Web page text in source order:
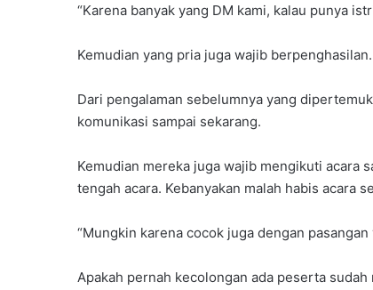
“Karena banyak yang DM kami, kalau punya
Kemudian yang pria juga wajib
Dari pengalaman sebelumnya yang
komunikasi sampai sekarang.
Kemudian mereka juga wajib mengikuti acara
tengah acara. Kebanyakan malah habis acara
“Mungkin karena cocok juga dengan
Apakah pernah kecolongan ada peserta